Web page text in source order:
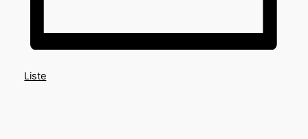
Liste